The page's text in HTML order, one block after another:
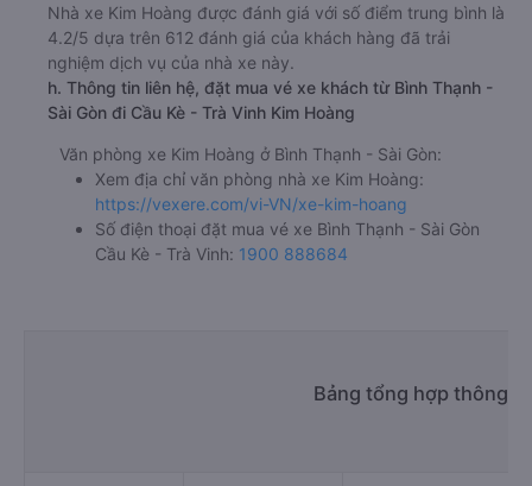
Nhà xe Kim Hoàng được đánh giá với số điểm trung bình là
4.2/5 dựa trên 612 đánh giá của khách hàng đã trải
nghiệm dịch vụ của nhà xe này.
h. Thông tin liên hệ, đặt mua vé xe khách từ Bình Thạnh -
Sài Gòn đi Cầu Kè - Trà Vinh Kim Hoàng
Văn phòng xe Kim Hoàng ở Bình Thạnh - Sài Gòn:
Xem địa chỉ văn phòng nhà xe Kim Hoàng:
https://vexere.com/vi-VN/xe-kim-hoang
Số điện thoại đặt mua vé xe Bình Thạnh - Sài Gòn
Cầu Kè - Trà Vinh: 1900 888684
Bảng tổng hợp thông